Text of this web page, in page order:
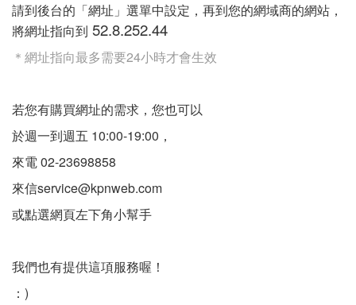
請到後台的「網址」選單中設定，再到您的網域商的網站，
將網址指向到 52.8.252.44
＊網址指向最多需要24小時才會生效
若您有購買網址的需求，您也可以
於週一到週五 10:00-19:00，
來電 02-23698858
來信service@kpnweb.com
或點選網頁左下角小幫手
我們也有提供這項服務喔！
：)